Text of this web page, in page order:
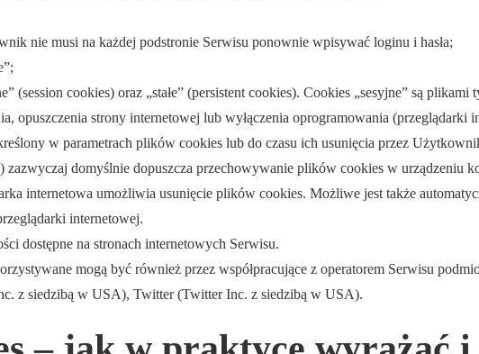
nie musi na każdej podstronie Serwisu ponownie wpisywać loginu i hasła;
(session cookies) oraz „stałe” (persistent cookies). Cookies „sesyjne” są
strony internetowej lub wyłączenia oprogramowania (przeglądarki
w parametrach plików cookies lub do czasu ich usunięcia przez
domyślnie dopuszcza przechowywanie plików cookies w urządzeniu
internetowa umożliwia usunięcie plików cookies. Możliwe jest także
internetowej.
dostępne na stronach internetowych Serwisu.
mogą być również przez współpracujące z operatorem Serwisu
z siedzibą w USA), Twitter (Twitter Inc. z siedzibą w USA).